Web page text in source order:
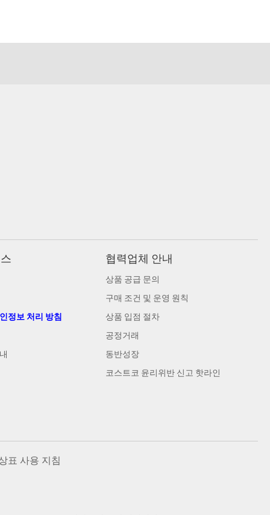
정보 처리 방침
협력업체 안내
상품 공급 문의
구매 조건 및 운영 원칙
상품 입점 절차
공정거래
동반성장
코스트코 윤리위반 신고 핫라인
표 사용 지침